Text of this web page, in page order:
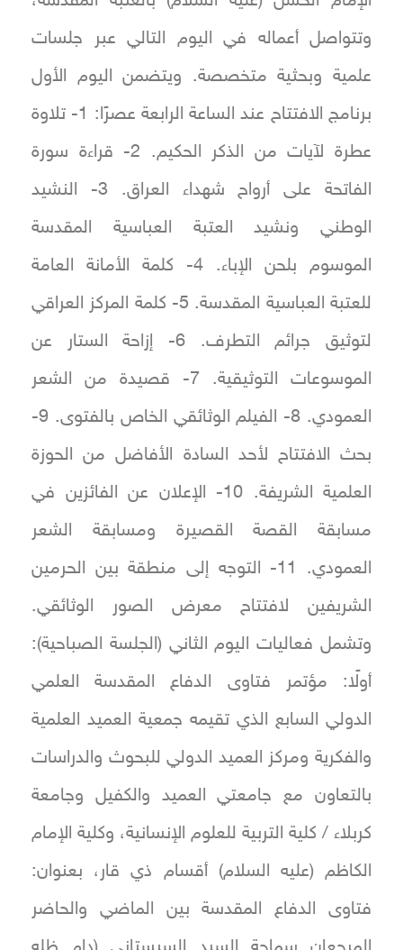
وتتواصل أعماله في اليوم التالي عبر جلسات
علمية وبحثية متخصصة. ويتضمن اليوم الأول
برنامج الافتتاح عند الساعة الرابعة عصرًا: 1- تلاوة
عطرة لآيات من الذكر الحكيم. 2- قراءة سورة
الفاتحة على أرواح شهداء العراق. 3- النشيد
الوطني ونشيد العتبة العباسية المقدسة
الموسوم بلحن الإباء. 4- كلمة الأمانة العامة
للعتبة العباسية المقدسة. 5- كلمة المركز العراقي
لتوثيق جرائم التطرف. 6- إزاحة الستار عن
الموسوعات التوثيقية. 7- قصيدة من الشعر
العمودي. 8- الفيلم الوثائقي الخاص بالفتوى. 9-
بحث الافتتاح لأحد السادة الأفاضل من الحوزة
العلمية الشريفة. 10- الإعلان عن الفائزين في
مسابقة القصة القصيرة ومسابقة الشعر
العمودي. 11- التوجه إلى منطقة بين الحرمين
الشريفين لافتتاح معرض الصور الوثائقي.
وتشمل فعاليات اليوم الثاني (الجلسة الصباحية):
أولًا: مؤتمر فتاوى الدفاع المقدسة العلمي
الدولي السابع الذي تقيمه جمعية العميد العلمية
والفكرية ومركز العميد الدولي للبحوث والدراسات
بالتعاون مع جامعتي العميد والكفيل وجامعة
كربلاء / كلية التربية للعلوم الإنسانية، وكلية الإمام
الكاظم (عليه السلام) أقسام ذي قار، بعنوان:
فتاوى الدفاع المقدسة بين الماضي والحاضر